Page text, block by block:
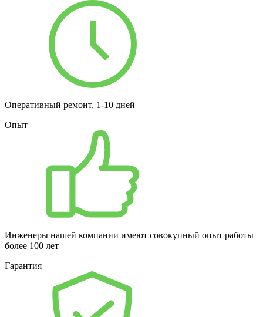
Оперативный ремонт, 1-10 дней
Опыт
Инженеры нашей компании имеют совокупный опыт работы
более 100 лет
Гарантия